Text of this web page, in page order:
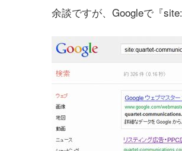
余談ですが、Googleで『